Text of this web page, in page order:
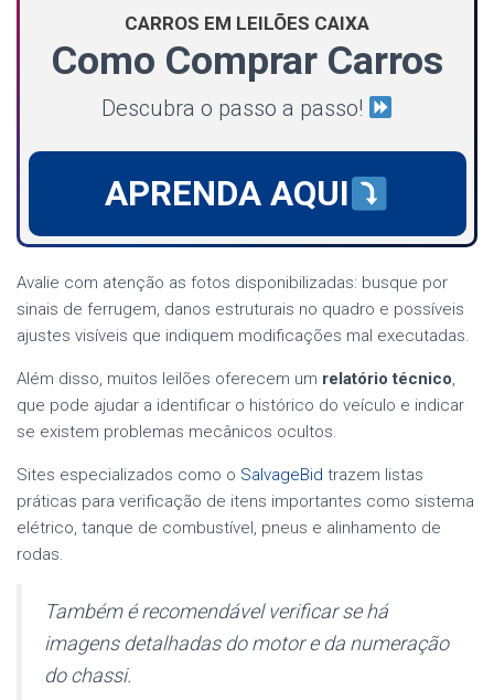
CARROS EM LEILÕES CAIXA
Como Comprar Carros
Descubra o passo a passo!
APRENDA AQUI
Avalie com atenção as fotos disponibilizadas: busque por
sinais de ferrugem, danos estruturais no quadro e possíveis
ajustes visíveis que indiquem modificações mal executadas.
Além disso, muitos leilões oferecem um relatório técnico,
que pode ajudar a identificar o histórico do veículo e indicar
se existem problemas mecânicos ocultos.
Sites especializados como o SalvageBid trazem listas
práticas para verificação de itens importantes como sistema
elétrico, tanque de combustível, pneus e alinhamento de
rodas.
Também é recomendável verificar se há
imagens detalhadas do motor e da numeração
do chassi.